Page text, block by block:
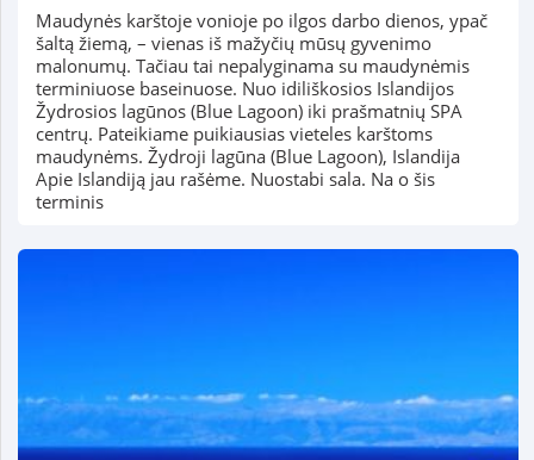
Maudynės karštoje vonioje po ilgos darbo dienos, ypač
šaltą žiemą, – vienas iš mažyčių mūsų gyvenimo
malonumų. Tačiau tai nepalyginama su maudynėmis
terminiuose baseinuose. Nuo idiliškosios Islandijos
Žydrosios lagūnos (Blue Lagoon) iki prašmatnių SPA
centrų. Pateikiame puikiausias vieteles karštoms
maudynėms. Žydroji lagūna (Blue Lagoon), Islandija
Apie Islandiją jau rašėme. Nuostabi sala. Na o šis
terminis